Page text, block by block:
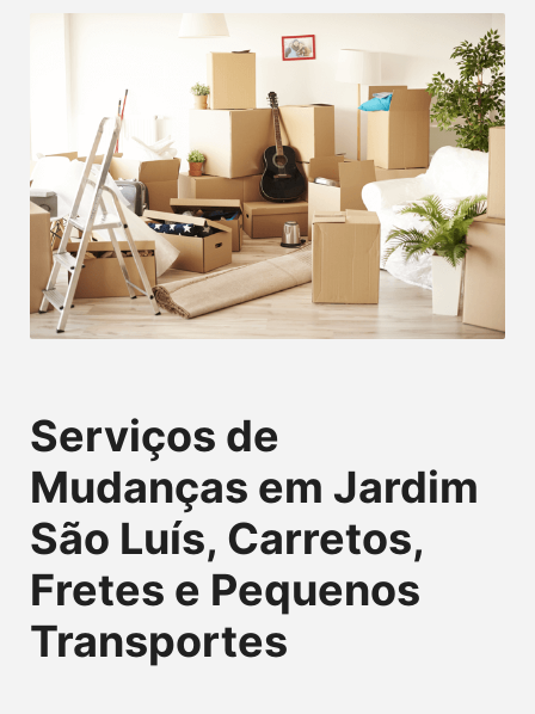
Serviços de
Mudanças em Jardim
São Luís, Carretos,
Fretes e Pequenos
Transportes